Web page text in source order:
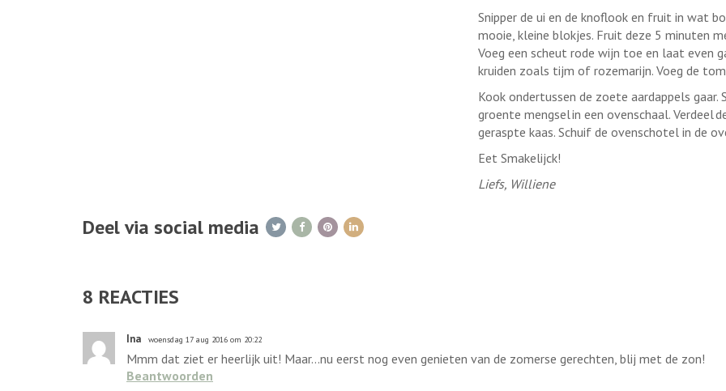
Snipper de ui en de knoflook en fruit in wat
mooie, kleine blokjes. Fruit deze 5 minuten
Voeg een scheut rode wijn toe en laat even
kruiden zoals tijm of rozemarijn. Voeg de
Kook ondertussen de zoete aardappels
groente mengsel in een ovenschaal. Verdeel
geraspte kaas. Schuif de ovenschotel in de
Eet Smakelijck!
Liefs, Williene
Deel via social media
8 REACTIES
Ina woensdag 17 aug 2016 om 20:22
Mmm dat ziet er heerlijk uit! Maar...nu eerst nog even genieten van de zomerse gerechten, blij met de zon!
Beantwoorden